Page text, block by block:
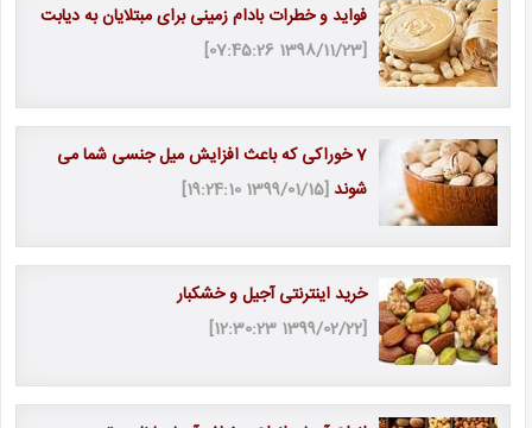
فواید و خطرات بادام زمینی برای مبتلایان به دیابت
[1398/11/23 07:45:26]
7 خوراکی که باعث افزایش میل جنسی شما می
شوند[1399/01/15 19:24:10]
خرید اینترنتی آجیل و خشکبار
[1399/02/22 12:30:23]